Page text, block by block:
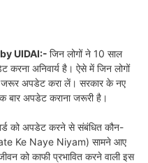
UIDAI:- जिन लोगों ने 10 साल
अनिवार्य है। ऐसे में जिन लोगों
जरूर अपडेट करा लें। सरकार के नए
बार अपडेट कराना जरूरी है।
को अपडेट करने से संबंधित कौन-
Ke Naye Niyam) सामने आए
को काफी प्रभावित करने वाली इस